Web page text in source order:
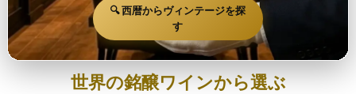
🔍 西暦からヴィンテージを探
す
世界の銘醸ワインから選ぶ